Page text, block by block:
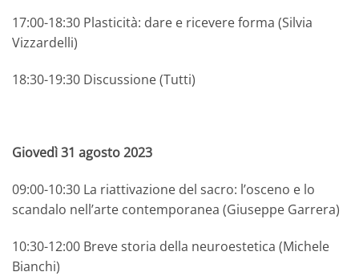
17:00-18:30 Plasticità: dare e ricevere forma (Silvia
Vizzardelli)
18:30-19:30 Discussione (Tutti)
Giovedì 31 agosto 2023
09:00-10:30 La riattivazione del sacro: l’osceno e lo
scandalo nell’arte contemporanea (Giuseppe Garrera)
10:30-12:00 Breve storia della neuroestetica (Michele
Bianchi)